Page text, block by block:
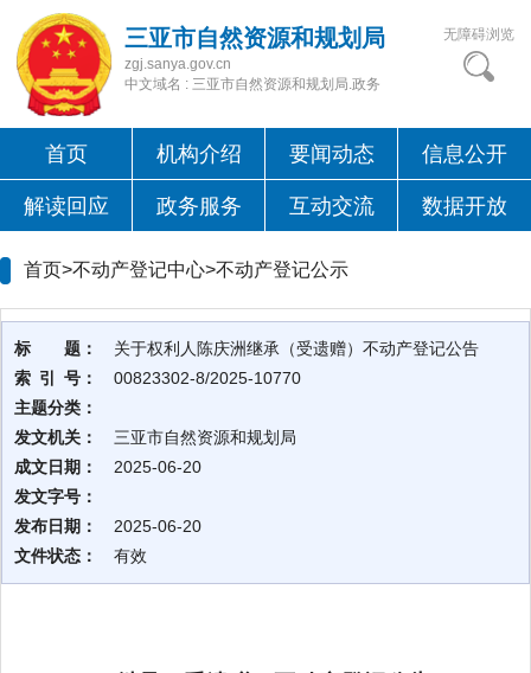
三亚市自然资源和规划局
zgj.sanya.gov.cn
中文域名 : 三亚市自然资源和规划局.政务
无障碍浏览
首页 机构介绍 要闻动态 信息公开
解读回应 政务服务 互动交流 数据开放
首页>不动产登记中心>不动产登记公示
标 题：
关于权利人陈庆洲继承（受遗赠）不动产登记公告
索 引 号：
00823302-8/2025-10770
主题分类：
发文机关：
三亚市自然资源和规划局
成文日期：
2025-06-20
发文字号：
发布日期：
2025-06-20
文件状态：
有效